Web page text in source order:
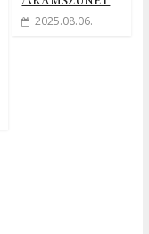
2025.08.06.